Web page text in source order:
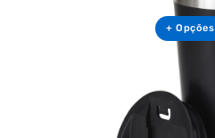
+ Opções